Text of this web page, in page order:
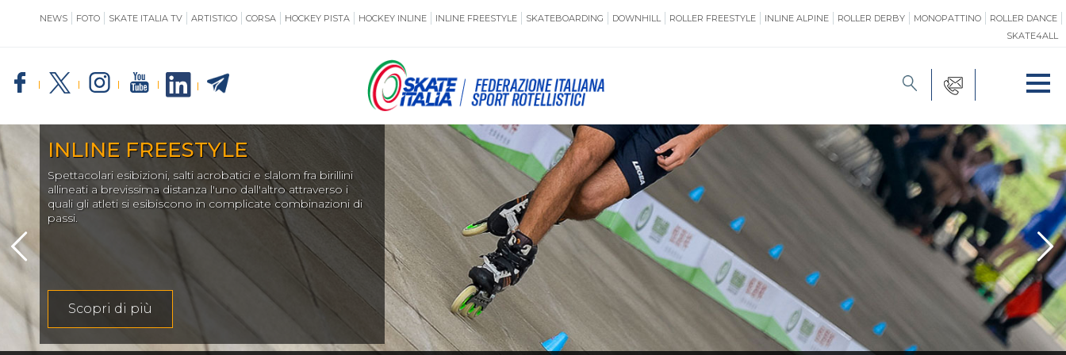
NEWS FOTO SKATE ITALIA TV ARTISTICO CORSA HOCKEY PISTA HOCKEY INLINE INLINE FREESTYLE SKATEBOARDING DOWNHILL ROLLER FREESTYLE INLINE ALPINE ROLLER DERBY MONOPATTINO
ROLLER DANCE
SKATE4ALL
INLINE FREESTYLE
Spettacolari esibizioni, salti acrobatici e slalom fra birillini
allineati a brevissima distanza l'uno dall'altro attraverso i
quali gli atleti si esibiscono in complicate combinazioni di
passi.
Scopri di più
SKATE ITALIA TESSERAMENTO FORMAZIONE
GIUSTIZIA NORMATIVE TERRITORIO PROMOZIONE
IMPIANTISTICA ANTIDOPING ASSICURAZIONE SAFEGUARDING